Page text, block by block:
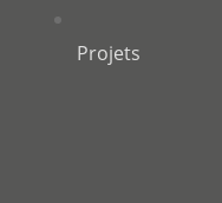
Projets